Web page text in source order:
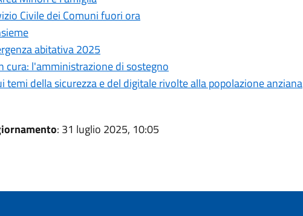
Civile dei Comuni fuori ora
abitativa 2025
cura: l'amministrazione di sostegno
temi della sicurezza e del digitale rivolte alla popolazione anziana
: 31 luglio 2025, 10:05